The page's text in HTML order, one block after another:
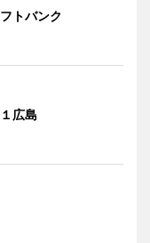
トバンク
広島